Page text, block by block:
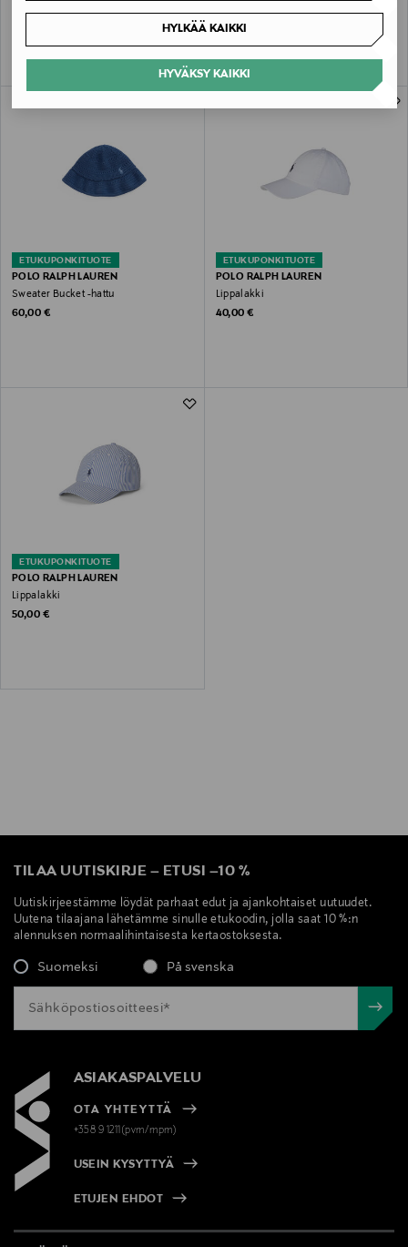
HYLKÄÄ KAIKKI
HYVÄKSY KAIKKI
Original Price
60,00 €
Original Price
30,00 €
ETUKUPONKITUOTE
POLO RALPH LAUREN
Sweater Bucket -hattu
Original Price
60,00 €
ETUKUPONKITUOTE
POLO RALPH LAUREN
Lippalakki
Original Price
40,00 €
ETUKUPONKITUOTE
POLO RALPH LAUREN
Lippalakki
Original Price
50,00 €
TILAA UUTISKIRJE – ETUSI –10 %
Uutiskirjeestämme löydät parhaat edut ja ajankohtaiset uutuudet.
Uutena tilaajana lähetämme sinulle etukoodin, jolla saat 10 %:n
alennuksen normaalihintaisesta kertaostoksesta.
Suomeksi På svenska
ASIAKASPALVELU
OTA YHTEYTTÄ
+358 9 1211(pvm/mpm)
USEIN KYSYTTYÄ
ETUJEN EHDOT